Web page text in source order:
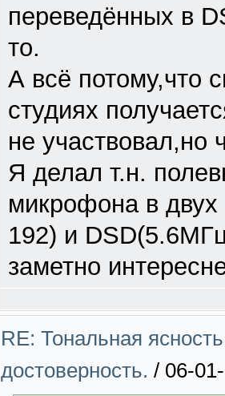
переведённых в
то.
А всё потому,что
студиях
не участвовал,но
Я делал т.н.
микрофона в
192) и
заметно
RE: Тональная
достоверность. / 06-